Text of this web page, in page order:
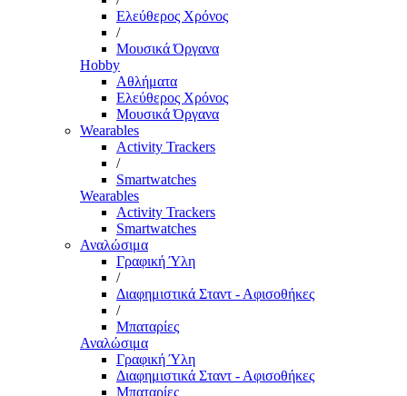
Ελεύθερος Χρόνος
/
Μουσικά Όργανα
Hobby
Αθλήματα
Ελεύθερος Χρόνος
Μουσικά Όργανα
Wearables
Activity Trackers
/
Smartwatches
Wearables
Activity Trackers
Smartwatches
Αναλώσιμα
Γραφική Ύλη
/
Διαφημιστικά Σταντ - Αφισοθήκες
/
Μπαταρίες
Αναλώσιμα
Γραφική Ύλη
Διαφημιστικά Σταντ - Αφισοθήκες
Μπαταρίες